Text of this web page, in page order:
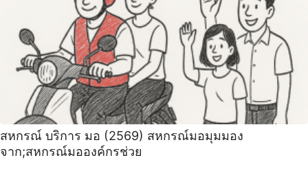
สหกรณ์ บริการ มอ (2569) สหกรณ์มอมุมมอง
จาก;สหกรณ์มอองค์กรช่วย